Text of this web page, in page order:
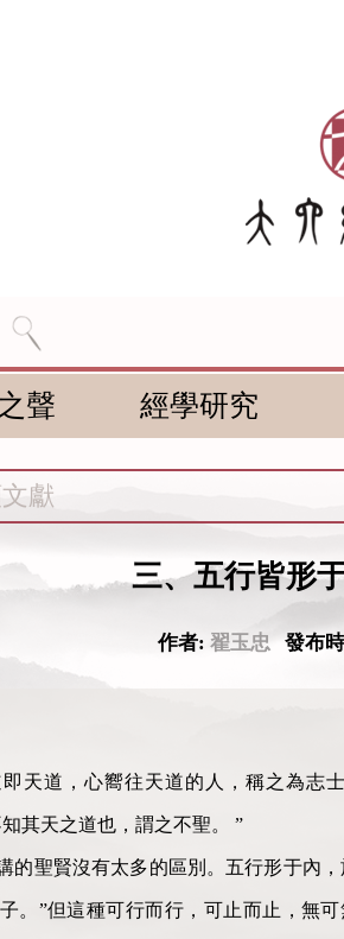
聲 經學研究
獻
三、五行皆形
作者: 翟玉忠發布
天道，心嚮往天道的人，稱之為志
其天之道也，謂之不聖。 ”
的聖賢沒有太多的區別。五行形于內
。”但這種可行而行，可止而止，無